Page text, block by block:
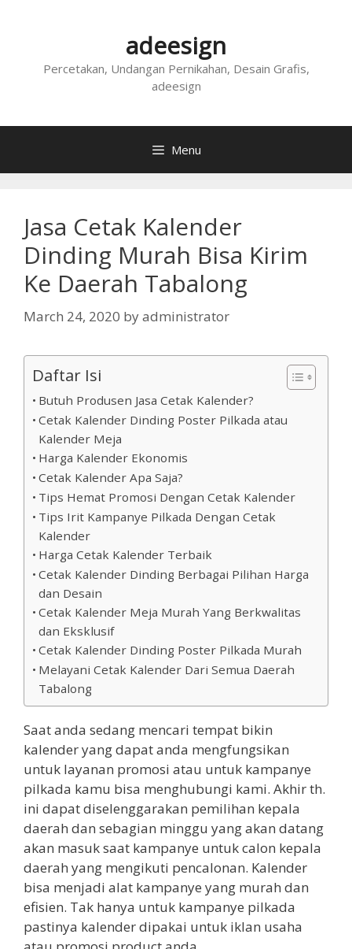
adeesign
Percetakan, Undangan Pernikahan, Desain Grafis,
adeesign
Menu
Jasa Cetak Kalender
Dinding Murah Bisa Kirim
Ke Daerah Tabalong
March 24, 2020 byadministrator
Daftar Isi
Butuh Produsen Jasa Cetak Kalender?
Cetak Kalender Dinding Poster Pilkada atau
Kalender Meja
Harga Kalender Ekonomis
Cetak Kalender Apa Saja?
Tips Hemat Promosi Dengan Cetak Kalender
Tips Irit Kampanye Pilkada Dengan Cetak
Kalender
Harga Cetak Kalender Terbaik
Cetak Kalender Dinding Berbagai Pilihan Harga
dan Desain
Cetak Kalender Meja Murah Yang Berkwalitas
dan Eksklusif
Cetak Kalender Dinding Poster Pilkada Murah
Melayani Cetak Kalender Dari Semua Daerah
Tabalong
Saat anda sedang mencari tempat bikin
kalender yang dapat anda mengfungsikan
untuk layanan promosi atau untuk kampanye
pilkada kamu bisa menghubungi kami. Akhir th.
ini dapat diselenggarakan pemilihan kepala
daerah dan sebagian minggu yang akan datang
akan masuk saat kampanye untuk calon kepala
daerah yang mengikuti pencalonan. Kalender
bisa menjadi alat kampanye yang murah dan
efisien. Tak hanya untuk kampanye pilkada
pastinya kalender dipakai untuk iklan usaha